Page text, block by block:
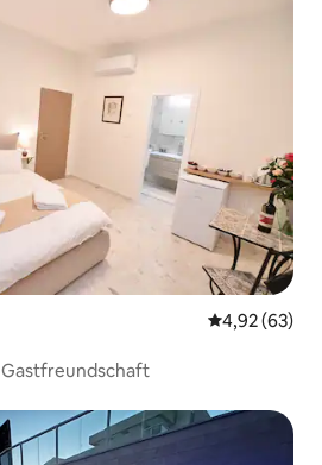
4,92 (63)
Gastfreundschaft